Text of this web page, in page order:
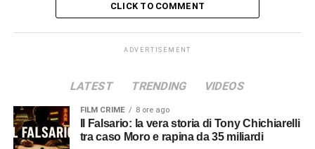
CLICK TO COMMENT
ADVERTISEMENT
LATEST TRENDING VIDEOS
FILM CRIME 8 ore ago
tra caso Moro e rapina da 35 miliardi